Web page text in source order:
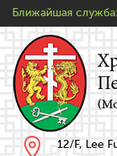
Ближайшая служба:
12/F, Lee